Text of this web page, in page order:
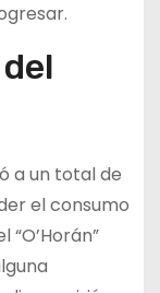
a un total de
el consumo